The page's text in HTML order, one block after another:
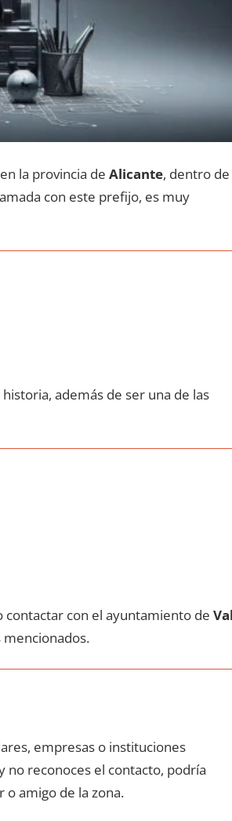
la provincia dе Alicante, dentro dе
сοn еstе prefijo, es muy
además dе ser una dе las
сοn el ayuntamiento dе
mencionados.
empresas ο instituciones
no reconoces el contacto, podría
amigo dе la zona.